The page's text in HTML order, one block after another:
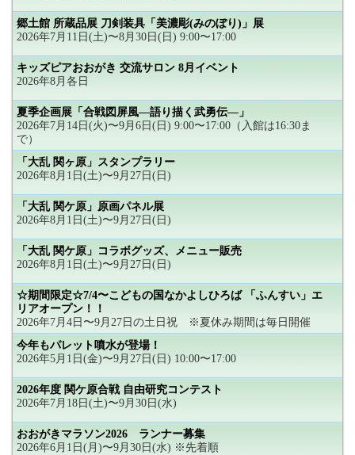
郷土館 所蔵品展 刀剣装具「美濃彫(みのぼり)」展
2026年7月11日(土)〜8月30日(日) 9:00〜17:00
キッズピアおおがき 交流サロン 8月イベント
2026年8月各日
夏季企画展「合戦図屏風―語り描く武勇伝―」
2026年7月14日(火)〜9月6日(日) 9:00〜17:00（入館は16:30ま
で）
「大乱 関ヶ原」スタンプラリー
2026年8月1日(土)〜9月27日(日)
「大乱 関ケ原」原画パネル展
2026年8月1日(土)〜9月27日(日)
「大乱 関ケ原」コラボグッズ、メニュー販売
2026年8月1日(土)〜9月27日(日)
☆期間限定☆7/4〜こどもの国なかよしひろば 「ふんすい」エ
リアオープン！！
2026年7月4日〜9月27日の土日祝 ※夏休み期間は毎日開催
今年もパレット噴水が登場！
2026年5月1日(金)〜9月27日(日) 10:00〜17:00
2026年度 関ケ原合戦 自由研究コンテスト
2026年7月18日(土)〜9月30日(水)
おおがきマラソン2026 ランナー募集
2026年6月1日(月)〜9月30日(水) ※先着順